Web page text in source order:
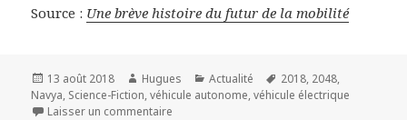
Source : Une brève histoire du futur de la mobilité
Publié
le
13 août 2018 Auteur
Hugues Catégories
Actualité
Mots-
clés
2018, 2048,
Navya, Science-Fiction,véhicule autonome,véhicule électrique
Laisser un commentaire